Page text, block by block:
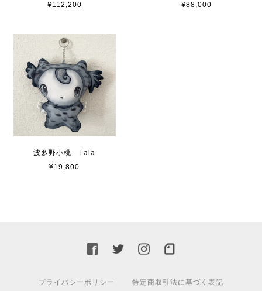
¥112,200
¥88,000
波多野小桃 Lala
¥19,800
プライバシーポリシー 特定商取引法に基づく表記